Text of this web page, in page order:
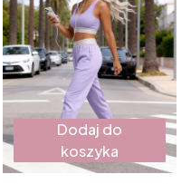
Dodaj do
koszyka